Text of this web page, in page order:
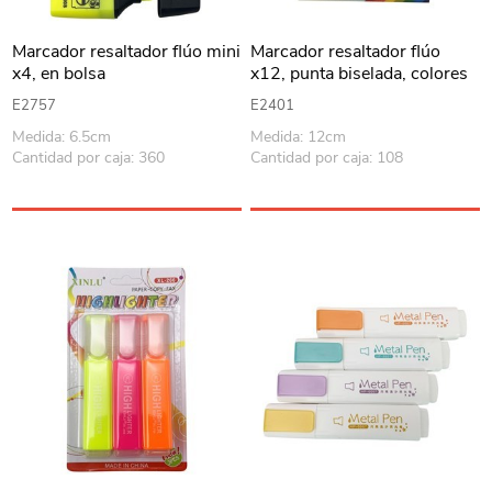
Marcador resaltador flúo mini
x4, en bolsa
E2757
Medida: 6.5cm
Cantidad por caja: 360
Marcador resaltador flúo
x12, punta biselada, colores
pasteles, en estuche PVC
E2401
Medida: 12cm
Cantidad por caja: 108